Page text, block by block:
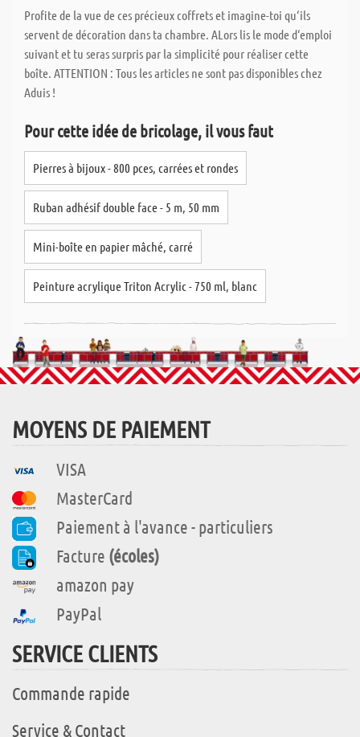
Profite de la vue de ces précieux coffrets et imagine-toi qu‘ils
servent de décoration dans ta chambre. ALors lis le mode d‘emploi
suivant et tu seras surpris par la simplicité pour réaliser cette
boîte. ATTENTION : Tous les articles ne sont pas disponibles chez
Aduis !
Pour cette idée de bricolage, il vous faut
Pierres à bijoux - 800 pces, carrées et rondes
Ruban adhésif double face - 5 m, 50 mm
Mini-boîte en papier mâché, carré
Peinture acrylique Triton Acrylic - 750 ml, blanc
MOYENS DE PAIEMENT
VISA
MasterCard
Paiement à l'avance - particuliers
Facture (écoles)
amazon pay
PayPal
SERVICE CLIENTS
Commande rapide
Service & Contact